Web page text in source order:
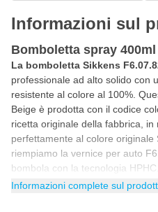
Informazioni sul
Bomboletta spray
La bomboletta Sikkens
professionale ad alto solido con
resistente al colore al 100%.
Beige è prodotta con il codice
ricetta originale della fabbrica, in
perfettamente al colore originale
riempiamo la vernice per auto
bombola con la tecnologia
pressione e alta copertura
Informazioni complete sul